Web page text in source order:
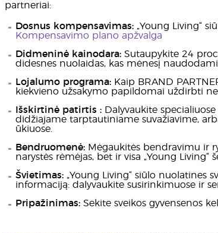
partneriai:
Dosnus kompensavimas: „Young Living“
Kompensavimo plano apžvalga
Didmeninė kainodara:Sutaupykite 24
didesnes nuolaidas, kas mėnesį
Lojalumo programa: Kaip BRAND
kiekvieno užsakymo papildomai uždirbti
Išskirtinė patirtis :Dalyvaukite
didžiajame tarptautiniame suvažiavime,
ūkiuose.
Bendruomenė: Mėgaukitės bendravimu ir
narystės rėmėjas, bet ir visa „Young Living“
Švietimas: „Young Living“ siūlo nuolatines
informaciją: dalyvaukite susirinkimuose ir
Pripažinimas: Sekite sveikos gyvensenos